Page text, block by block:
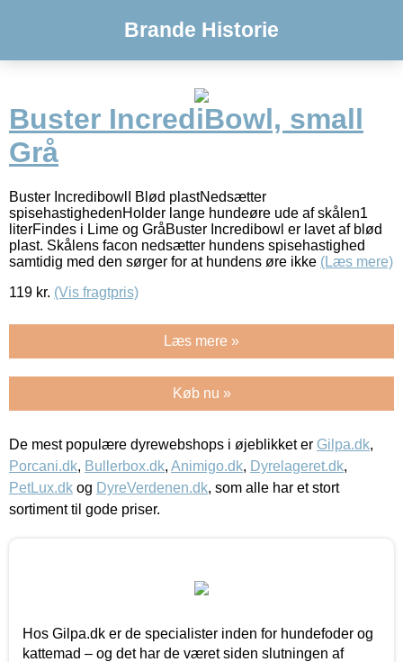
Brande Historie
Buster IncrediBowl, small
Grå
Buster IncredibowlI Blød plastNedsætter
spisehastighedenHolder lange hundeøre ude af skålen1
literFindes i Lime og GråBuster Incredibowl er lavet af blød
plast. Skålens facon nedsætter hundens spisehastighed
samtidig med den sørger for at hundens øre ikke (Læs mere)
119 kr. (Vis fragtpris)
Læs mere »
Køb nu »
De mest populære dyrewebshops i øjeblikket er Gilpa.dk,
Porcani.dk, Bullerbox.dk, Animigo.dk, Dyrelageret.dk,
PetLux.dk og DyreVerdenen.dk, som alle har et stort
sortiment til gode priser.
Hos Gilpa.dk er de specialister inden for hundefoder og
kattemad – og det har de været siden slutningen af